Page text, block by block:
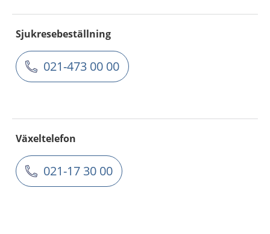
Sjukresebeställning
021-473 00 00
Växeltelefon
021-17 30 00